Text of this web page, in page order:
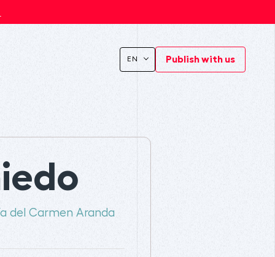
EN Publish with us
del Carmen Aranda